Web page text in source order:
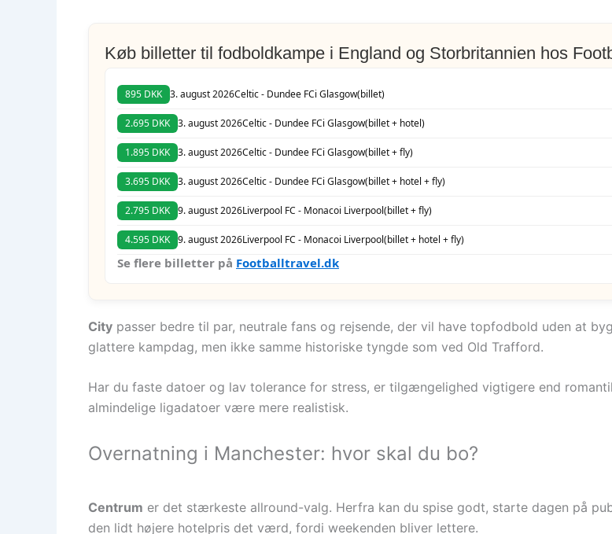
Køb billetter til fodboldkampe i England og Storbritannien hos
895 DKK 3. august 2026Celtic - Dundee FCi Glasgow(billet)
2.695 DKK 3. august 2026Celtic - Dundee FCi Glasgow(billet + hotel)
1.895 DKK 3. august 2026Celtic - Dundee FCi Glasgow(billet + fly)
3.695 DKK 3. august 2026Celtic - Dundee FCi Glasgow(billet + hotel + fly)
2.795 DKK 9. august 2026Liverpool FC - Monacoi Liverpool(billet + fly)
4.595 DKK 9. august 2026Liverpool FC - Monacoi Liverpool(billet + hotel + fly)
Se flere billetter på Footballtravel.dk
City passer bedre til par, neutrale fans og rejsende, der vil have topfodbold uden at
glattere kampdag, men ikke samme historiske tyngde som ved Old Trafford.
Har du faste datoer og lav tolerance for stress, er tilgængelighed vigtigere end
almindelige ligadatoer være mere realistisk.
Overnatning i Manchester: hvor skal du bo?
Centrum er det stærkeste allround-valg. Herfra kan du spise godt, starte dagen på
den lidt højere hotelpris det værd, fordi weekenden bliver lettere.